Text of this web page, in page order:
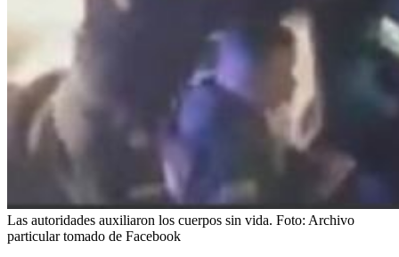
Las autoridades auxiliaron los cuerpos sin vida. Foto: Archivo
particular tomado de Facebook